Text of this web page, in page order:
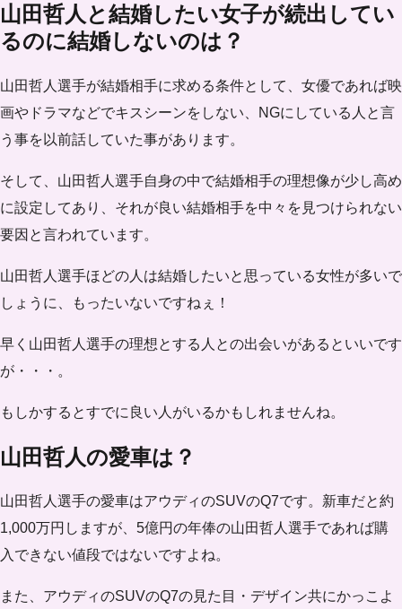
山田哲人と結婚したい女子が続出してい
るのに結婚しないのは？
山田哲人選手が結婚相手に求める条件として、女優であれば映
画やドラマなどでキスシーンをしない、NGにしている人と言
う事を以前話していた事があります。
そして、山田哲人選手自身の中で結婚相手の理想像が少し高め
に設定してあり、それが良い結婚相手を中々を見つけられない
要因と言われています。
山田哲人選手ほどの人は結婚したいと思っている女性が多いで
しょうに、もったいないですねぇ！
早く山田哲人選手の理想とする人との出会いがあるといいです
が・・・。
もしかするとすでに良い人がいるかもしれませんね。
山田哲人の愛車は？
山田哲人選手の愛車はアウディのSUVのQ7です。新車だと約
1,000万円しますが、5億円の年俸の山田哲人選手であれば購
入できない値段ではないですよね。
また、アウディのSUVのQ7の見た目・デザイン共にかっこよ